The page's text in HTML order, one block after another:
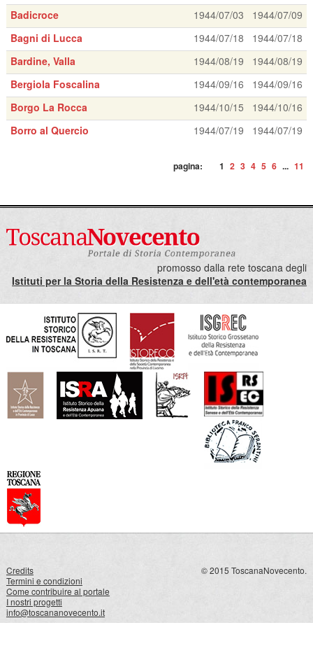
Badicroce
1944/07/03
1944/07/09
Bagni di Lucca
1944/07/18
1944/07/18
Bardine, Valla
1944/08/19
1944/08/19
Bergiola Foscalina
1944/09/16
1944/09/16
Borgo La Rocca
1944/10/15
1944/10/16
Borro al Quercio
1944/07/19 1944/07/19
pagina: 1 2 3 4 5 6 ... 11
promosso dalla rete toscana degli
Istituti per la Storia della Resistenza e dell'età contemporanea
Credits
Termini e condizioni
Come contribuire al portale
I nostri progetti
info@toscananovecento.it
© 2015 ToscanaNovecento.